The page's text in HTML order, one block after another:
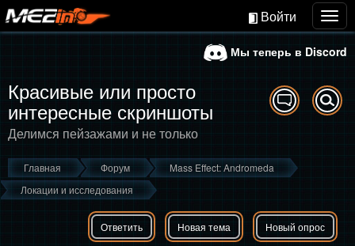
Войти
Мы теперь в Discord
Красивые или просто
интересные скриншоты
Делимся пейзажами и не только
Главная Форум
Mass Effect: Andromeda
Локации и исследования
Ответить Новая тема Новый опрос